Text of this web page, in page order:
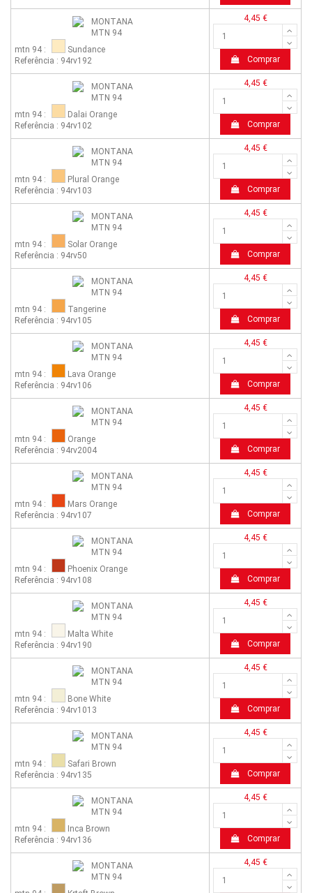
mtn 94 :
Sundance
Referência : 94rv192
4,45 €
Comprar
mtn 94 :
Dalai Orange
Referência : 94rv102
4,45 €
Comprar
mtn 94 :
Plural Orange
Referência : 94rv103
4,45 €
Comprar
mtn 94 :
Solar Orange
Referência : 94rv50
4,45 €
Comprar
mtn 94 :
Tangerine
Referência : 94rv105
4,45 €
Comprar
mtn 94 :
Lava Orange
Referência : 94rv106
4,45 €
Comprar
mtn 94 :
Orange
Referência : 94rv2004
4,45 €
Comprar
mtn 94 :
Mars Orange
Referência : 94rv107
4,45 €
Comprar
mtn 94 :
Phoenix Orange
Referência : 94rv108
4,45 €
Comprar
mtn 94 :
Malta White
Referência : 94rv190
4,45 €
Comprar
mtn 94 :
Bone White
Referência : 94rv1013
4,45 €
Comprar
mtn 94 :
Safari Brown
Referência : 94rv135
4,45 €
Comprar
mtn 94 :
Inca Brown
Referência : 94rv136
4,45 €
Comprar
4,45 €